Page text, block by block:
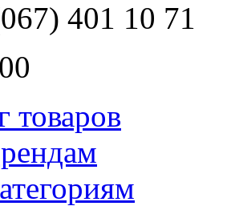
401 10 71
товаров